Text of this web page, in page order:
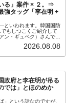
る」案件 × ２。⇒
強タッグ「李在明 +
いわれます。韓国国防
もしつこくご紹介して
ン・ギュベク）さんで
り」の国防部長官安圭伯
2026.08.08
政府と李在明が吊る
では」とほのめか
」という話なのですが、